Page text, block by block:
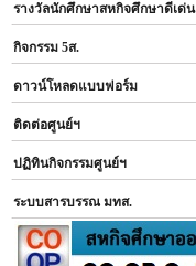
รางวัลนักศึกษาสหกิจศึกษาดีเด่น
กิจกรรม 5ส.
ดาวน์โหลดแบบฟอร์ม
ติดต่อศูนย์ฯ
ปฏิทินกิจกรรมศูนย์ฯ
ระบบสารบรรณ มทส.